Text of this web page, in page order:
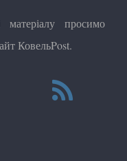
просимо
КовельPost.